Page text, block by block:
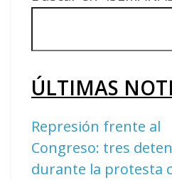
ÚLTIMAS
Represión frente al
Congreso: tres
durante la protesta